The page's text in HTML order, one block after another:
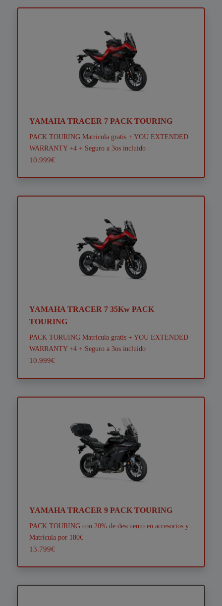
YAMAHA TRACER 7 PACK TOURING
PACK TOURING Matricula gratis + YOU EXTENDED
WARRANTY +4 + Seguro a 3os incluido
10.999€
YAMAHA TRACER 7 35Kw PACK
TOURING
PACK TORUING Matricula gratis + YOU EXTENDED
WARRANTY +4 + Seguro a 3os incluido
10.999€
YAMAHA TRACER 9 PACK TOURING
PACK TOURING con 20% de descuento en accesorios y
Matrícula por 180€
13.799€